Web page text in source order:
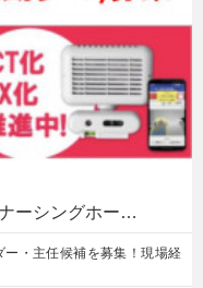
ーシングホー…
・主任候補を募集！現場経